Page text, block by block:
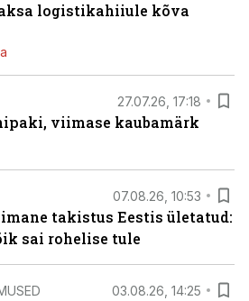
logistikahiiule kõva
27.07.26, 17:18
viimase kaubamärk
07.08.26, 10:53
takistus Eestis ületatud:
sai rohelise tule
03.08.26, 14:25